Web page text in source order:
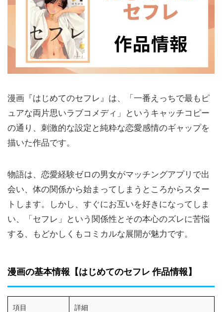
漫画『はじめてのセフレ』は、「一番えっちで最もピ
ュアな両片思いラブコメディ」というキャッチコピー
の通り、刺激的な設定と純粋な恋愛感情のギャップを
描いた作品です。
物語は、恋愛経験ゼロの男女がマッチングアプリで出
会い、体の関係から始まってしまうところからスター
トします。しかし、すぐにお互いを好きになってしま
い、「セフレ」という関係性とその本心のズレに苦悩
する、もどかしくもコミカルな展開が魅力です。
漫画の基本情報【はじめてのセフレ 作品情報】
項目 詳細